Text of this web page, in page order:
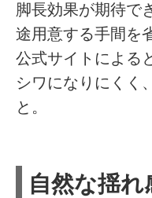
脚長効果が期待で
途用意する手間を
公式サイトによる
シワになりにくく
と。
自然な揺